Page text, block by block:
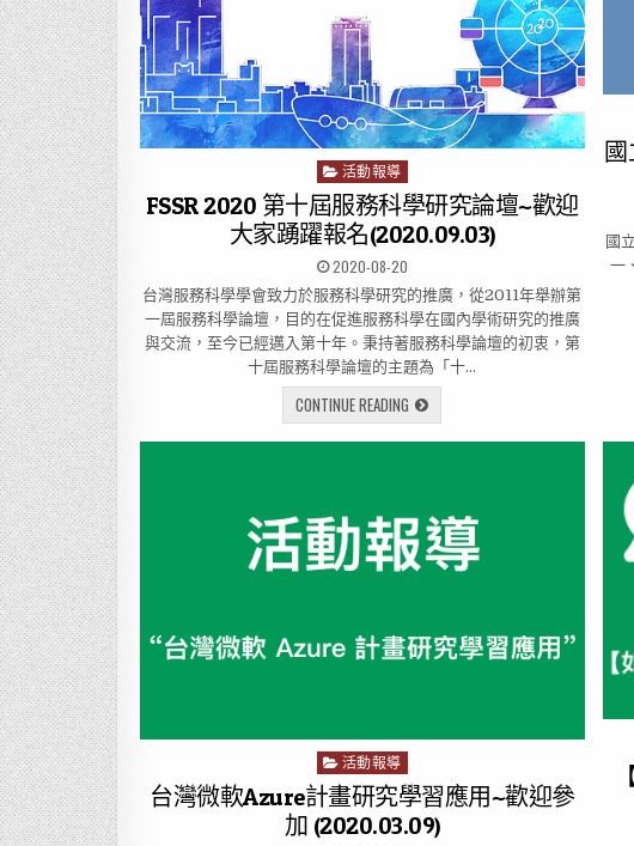
P
o
s
t
e
d
i
n
活動報導
FSSR 2020 第十屆服務科學研究論壇~歡迎
大家踴躍報名(2020.09.03)
2020-08-20
台灣服務科學學會致力於服務科學研究的推廣，從2011年舉辦第
一屆服務科學論壇，目的在促進服務科學在國內學術研究的推廣
與交流，至今已經邁入第十年。秉持著服務科學論壇的初衷，第
十屆服務科學論壇的主題為「十…
CONTINUE READING
國
一
P
o
s
t
活動報導
台灣微軟Azure計畫研究學習應用~歡迎參
加 (2020.03.09)